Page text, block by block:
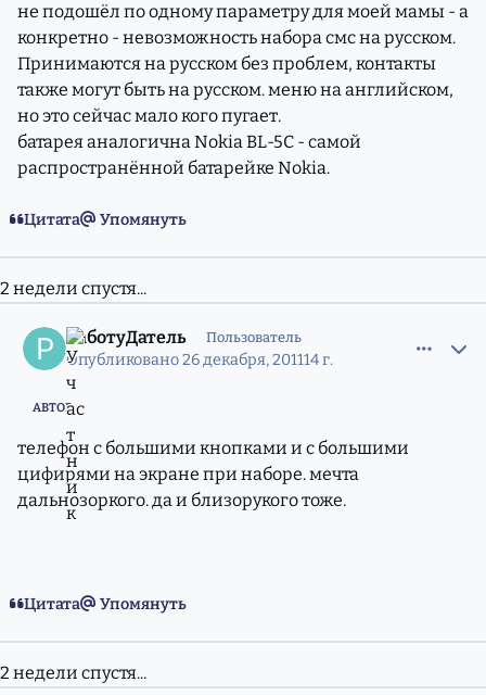
не подошёл по одному параметру для моей мамы - а
конкретно - невозможность набора смс на русском.
Принимаются на русском без проблем, контакты
также могут быть на русском. меню на английском,
но это сейчас мало кого пугает.
батарея аналогична Nokia BL-5C - самой
распространённой батарейке Nokia.
Цитата Упомянуть
2 недели спустя...
РаботуДатель Пользователь
Опубликовано26 декабря, 201114 г.
АВТОР
телефон с большими кнопками и с большими
цифирями на экране при наборе. мечта
дальнозоркого. да и близорукого тоже.
Цитата Упомянуть
2 недели спустя...